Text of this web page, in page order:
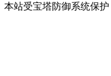
本站受宝塔防御系统保护